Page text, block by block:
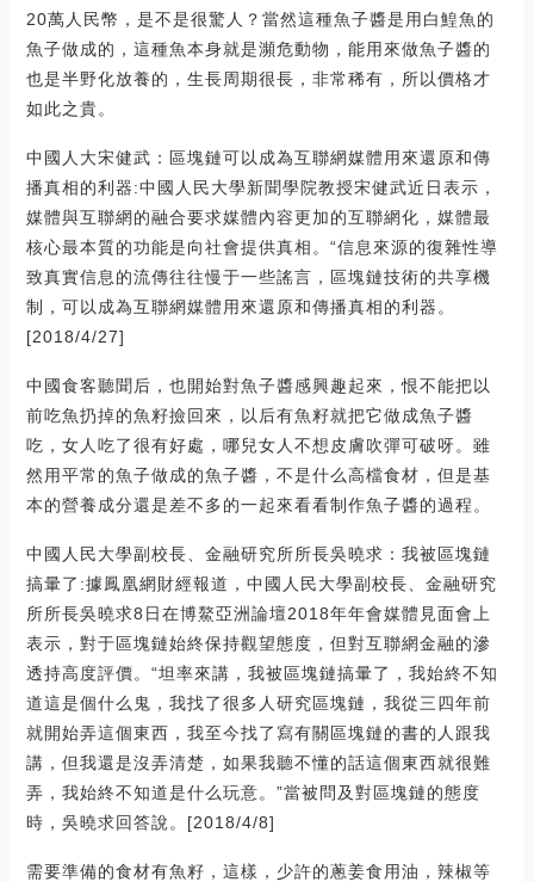
20萬人民幣，是不是很驚人？當然這種魚子醬是用白鰉魚的
魚子做成的，這種魚本身就是瀕危動物，能用來做魚子醬的
也是半野化放養的，生長周期很長，非常稀有，所以價格才
如此之貴。
中國人大宋健武：區塊鏈可以成為互聯網媒體用來還原和傳
播真相的利器:中國人民大學新聞學院教授宋健武近日表示，
媒體與互聯網的融合要求媒體內容更加的互聯網化，媒體最
核心最本質的功能是向社會提供真相。“信息來源的復雜性導
致真實信息的流傳往往慢于一些謠言，區塊鏈技術的共享機
制，可以成為互聯網媒體用來還原和傳播真相的利器。
[2018/4/27]
中國食客聽聞后，也開始對魚子醬感興趣起來，恨不能把以
前吃魚扔掉的魚籽撿回來，以后有魚籽就把它做成魚子醬
吃，女人吃了很有好處，哪兒女人不想皮膚吹彈可破呀。雖
然用平常的魚子做成的魚子醬，不是什么高檔食材，但是基
本的營養成分還是差不多的一起來看看制作魚子醬的過程。
中國人民大學副校長、金融研究所所長吳曉求：我被區塊鏈
搞暈了:據鳳凰網財經報道，中國人民大學副校長、金融研究
所所長吳曉求8日在博鰲亞洲論壇2018年年會媒體見面會上
表示，對于區塊鏈始終保持觀望態度，但對互聯網金融的滲
透持高度評價。“坦率來講，我被區塊鏈搞暈了，我始終不知
道這是個什么鬼，我找了很多人研究區塊鏈，我從三四年前
就開始弄這個東西，我至今找了寫有關區塊鏈的書的人跟我
講，但我還是沒弄清楚，如果我聽不懂的話這個東西就很難
弄，我始終不知道是什么玩意。”當被問及對區塊鏈的態度
時，吳曉求回答說。[2018/4/8]
需要準備的食材有魚籽，這樣，少許的蔥姜食用油，辣椒等